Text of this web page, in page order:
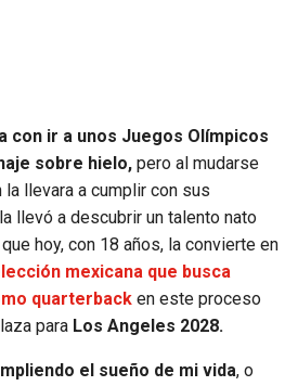
con ir a unos Juegos Olímpicos
sobre hielo, pero al mudarse
llevara a cumplir con sus
llevó a descubrir un talento nato
hoy, con 18 años, la convierte en
mexicana que busca
quarterback en este proceso
para Los Angeles 2028.
el sueño de mi vida, o